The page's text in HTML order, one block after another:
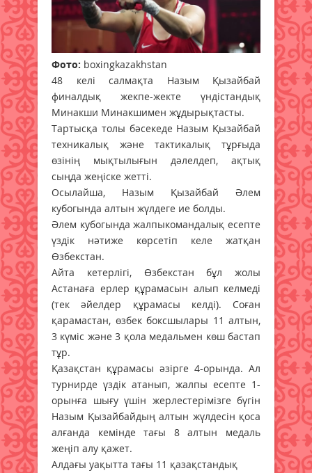
Фото: boxingkazakhstan
48 келі салмақта Назым Қызайбай
финалдық жекпе-жекте үндістандық
Минакши Минакшимен жұдырықтасты.
Тартысқа толы бәсекеде Назым Қызайбай
техникалық және тактикалық тұрғыда
өзінің мықтылығын дәлелдеп, ақтық
сыңда жеңіске жетті.
Осылайша, Назым Қызайбай Әлем
кубогында алтын жүлдеге ие болды.
Әлем кубогында жалпыкомандалық есепте
үздік нәтиже көрсетіп келе жатқан
Өзбекстан.
Айта кетерлігі, Өзбекстан бұл жолы
Астанаға ерлер құрамасын алып келмеді
(тек әйелдер құрамасы келді). Соған
қарамастан, өзбек боксшылары 11 алтын,
3 күміс және 3 қола медальмен көш бастап
тұр.
Қазақстан құрамасы әзірге 4-орында. Ал
турнирде үздік атанып, жалпы есепте 1-
орынға шығу үшін жерлестерімізге бүгін
Назым Қызайбайдың алтын жүлдесін қоса
алғанда кемінде тағы 8 алтын медаль
жеңіп алу қажет.
Алдағы уақытта тағы 11 қазақстандық